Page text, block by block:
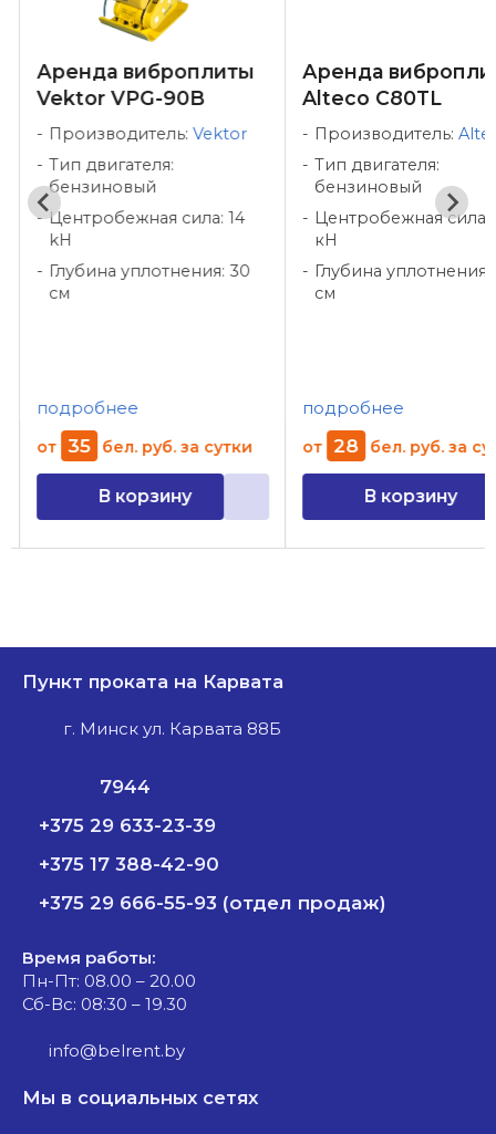
Аренда виброплиты
Vektor VPG-90B
Производитель: Vektor
Тип двигателя:
бензиновый
Центробежная сила: 14
kH
Глубина уплотнения: 30
см
подробнее
от 35 бел. руб. за сутки
В корзину
Аренда
Alteco C80TL
Производитель:
Тип двигателя:
бензиновый
Центробежная сила:
кН
Глубина уплотнения:
см
подробнее
от 28 бел. руб. за
В корзину
Пункт проката на Карвата
г. Минск ул. Карвата 88Б
7944
+375 29 633-23-39
+375 17 388-42-90
+375 29 666-55-93 (отдел продаж)
Время работы:
Пн-Пт: 08.00 – 20.00
Сб-Вс: 08:30 – 19.30
info@belrent.by
Мы в социальных сетях